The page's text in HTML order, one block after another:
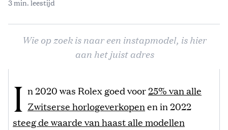
3 min. leestijd
Wie op zoek is naar een instapmodel, is hier
aan het juist adres
I n 2020 was Rolex goed voor25% van alle
Zwitserse horlogeverkopenen in 2022
steeg de waarde van haast alle modellen